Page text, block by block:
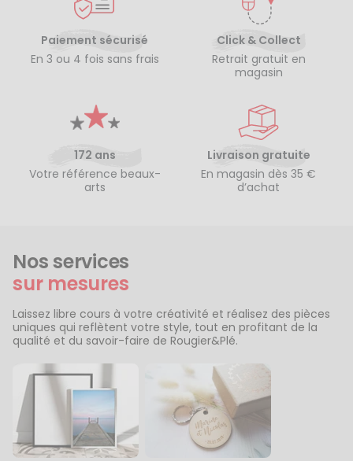
Paiement sécurisé
En 3 ou 4 fois sans frais
Click & Collect
Retrait gratuit en
magasin
172 ans
Votre référence beaux-
arts
Livraison gratuite
En magasin dès 35 €
d’achat
Nos services
sur mesures
Laissez libre cours à votre créativité et réalisez des pièces
uniques qui reflètent votre style, tout en profitant de la
qualité et du savoir-faire de Rougier&Plé.